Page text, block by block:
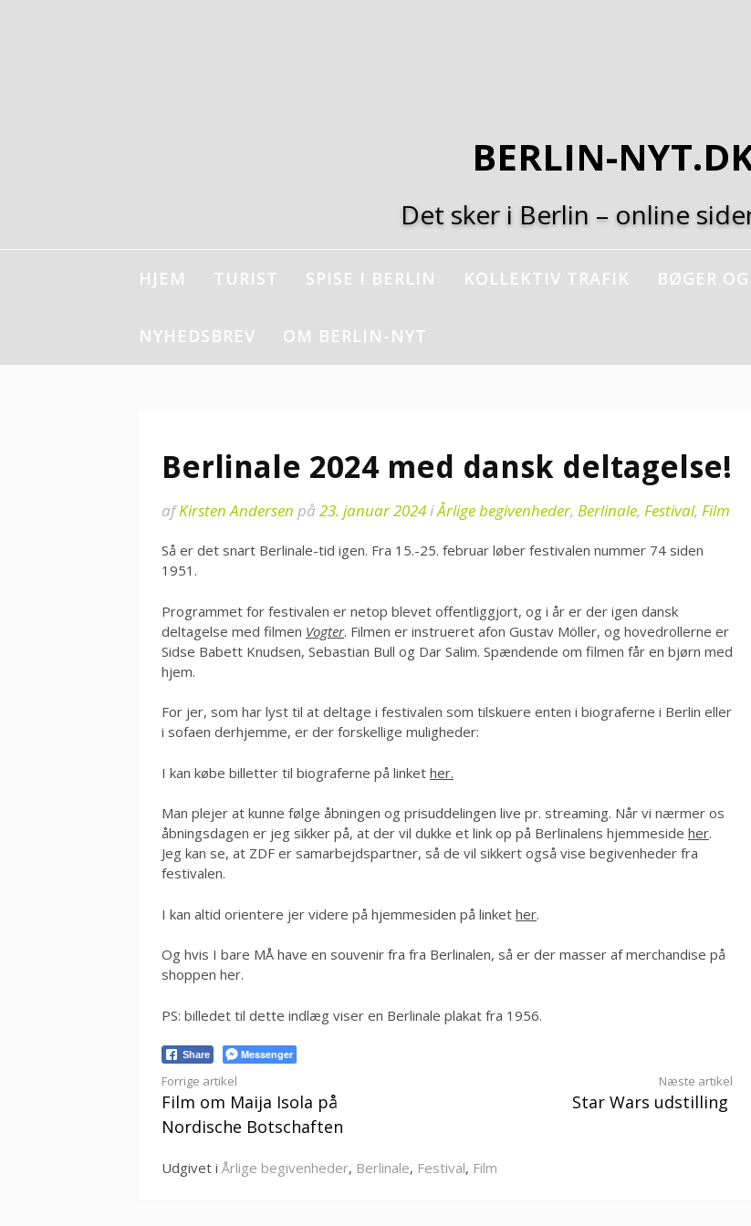
BERLIN-
Det sker i Berlin – online
HJEM TURIST SPISE I BERLIN KOLLEKTIV TRAFIK BØGER
NYHEDSBREV OM BERLIN-NYT
Berlinale 2024 med dansk deltagelse!
afKirsten Andersen på 23. januar 2024iÅrlige begivenheder, Berlinale, Festival, Film
Så er det snart Berlinale-tid igen. Fra 15.-25. februar løber festivalen nummer 74 siden
1951.
Programmet for festivalen er netop blevet offentliggjort, og i år er der igen dansk
deltagelse med filmen Vogter. Filmen er instrueret afon Gustav Möller, og hovedrollerne er
Sidse Babett Knudsen, Sebastian Bull og Dar Salim. Spændende om filmen får en bjørn med
hjem.
For jer, som har lyst til at deltage i festivalen som tilskuere enten i biograferne i Berlin eller
i sofaen derhjemme, er der forskellige muligheder:
I kan købe billetter til biograferne på linket her.
Man plejer at kunne følge åbningen og prisuddelingen live pr. streaming. Når vi nærmer os
åbningsdagen er jeg sikker på, at der vil dukke et link op på Berlinalens hjemmeside her.
Jeg kan se, at ZDF er samarbejdspartner, så de vil sikkert også vise begivenheder fra
festivalen.
I kan altid orientere jer videre på hjemmesiden på linket her.
Og hvis I bare MÅ have en souvenir fra fra Berlinalen, så er der masser af merchandise på
shoppen her.
PS: billedet til dette indlæg viser en Berlinale plakat fra 1956.
Share Messenger
Læs
videre
Forrige artikel
Film om Maija Isola på
Nordische Botschaften
Næste artikel
Star Wars udstilling
Udgivet i Årlige begivenheder, Berlinale, Festival, Film